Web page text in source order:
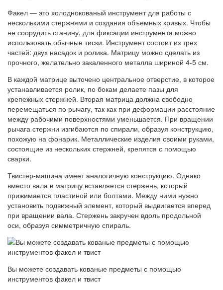
Факел — это холоднокованый инструмент для работы с
несколькими стержнями и создания объемных кривых. Чтобы
не соорудить станину, для фиксации инструмента можно
использовать обычные тиски. Инструмент состоит из трех
частей: двух насадок и ролика. Матрицу можно сделать из
прочного, желательно закаленного металла шириной 4-5 см.
В каждой матрице выточено центральное отверстие, в которое
устанавливается ролик, по бокам делаете пазы для
крепежных стержней. Вторая матрица должна свободно
перемещаться по рычагу, так как при деформации расстояние
между рабочими поверхностями уменьшается. При вращении
рычага стержни изгибаются по спирали, образуя конструкцию,
похожую на фонарик. Металлические изделия своими руками,
состоящие из нескольких стержней, крепятся с помощью
сварки.
Твистер-машина имеет аналогичную конструкцию. Однако
вместо вала в матрицу вставляется стержень, который
прижимается пластиной или болтами. Между ними нужно
установить подвижный элемент, который выдвигается вперед
при вращении вала. Стержень закручен вдоль продольной
оси, образуя симметричную спираль.
Вы можете создавать кованые предметы с помощью
инструментов факел и твист